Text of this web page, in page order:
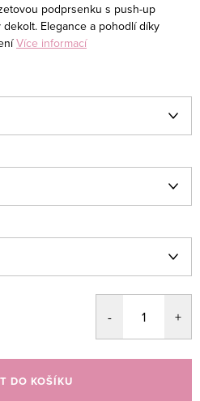
podprsenku s push-up
Elegance a pohodlí díky
Více informací
DO KOŠÍKU